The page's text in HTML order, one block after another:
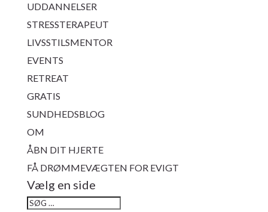
UDDANNELSER
STRESSTERAPEUT
LIVSSTILSMENTOR
EVENTS
RETREAT
GRATIS
SUNDHEDSBLOG
OM
ÅBN DIT HJERTE
FÅ DRØMMEVÆGTEN FOR EVIGT
Vælg en side